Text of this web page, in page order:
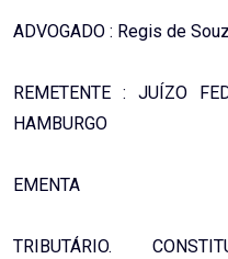
ADVOGADO : Regis de
REMETENTE : JUÍZO
HAMBURGO
EMENTA
TRIBUTÁRIO.